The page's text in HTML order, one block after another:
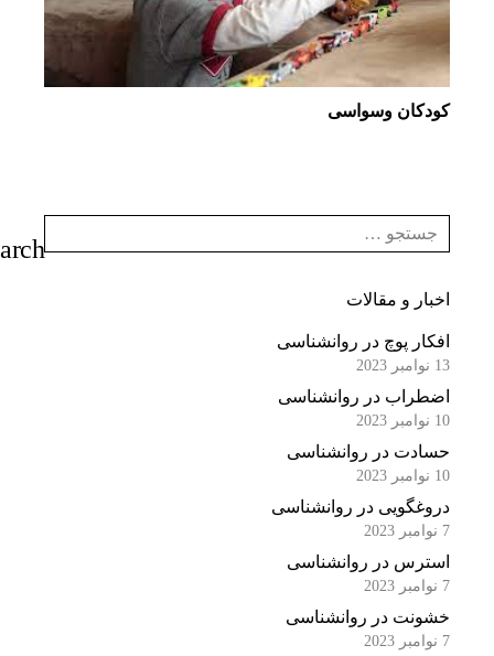
كودكان وسواسی‌
اخبار و مقالات
افکار پوچ در روانشناسی
اضطراب در روانشناسی
حسادت در روانشناسی
دروغگویی در روانشناسی
استرس در روانشناسی
خشونت در روانشناسی